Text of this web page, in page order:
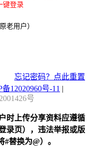
键登录
老用户）
忘记密码？点此重置
备12020960号-11 |
号
时上传分享资料应遵循
录页），违法举报或版
替换为@）。